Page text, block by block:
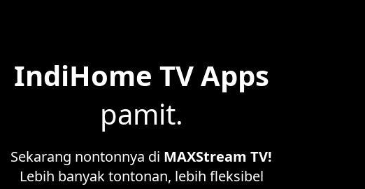
IndiHome TV Apps
pamit.
Sekarang nontonnya di MAXStream TV!
Lebih banyak tontonan, lebih fleksibel